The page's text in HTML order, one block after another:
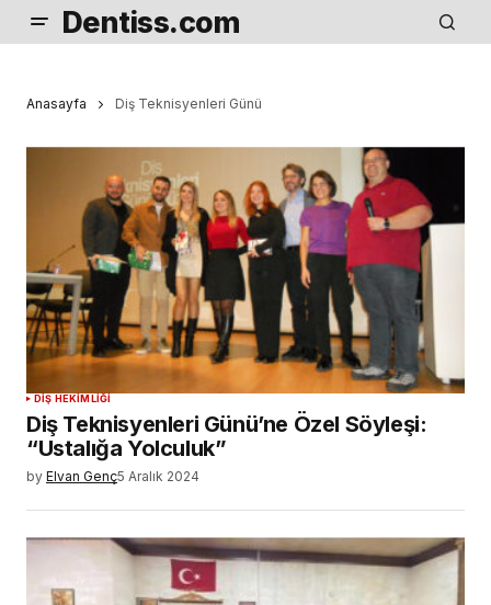
Dentiss.com
Anasayfa Diş Teknisyenleri Günü
DIŞ HEKIMLIĞI
Diş Teknisyenleri Günü’ne Özel Söyleşi:
“Ustalığa Yolculuk”
by Elvan Genç5 Aralık 2024